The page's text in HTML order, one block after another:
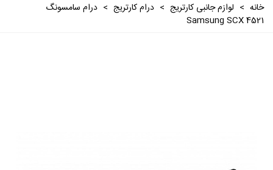
خانه > لوازم جانبی کارتریج > درام کارتریج > درام سامسونگ
Samsung SCX 4521